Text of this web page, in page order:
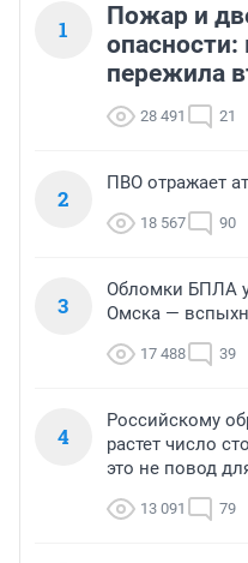
1
Пожар и
пережила
28 491 21
2
ПВО отражает
18 567 90
3
Обломки БПЛА
Омска —
17 488 39
4
Российскому
растет число
это не повод
13 091 79